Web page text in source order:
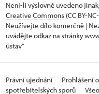
Není-li výslovně uvedeno
Creative Commons (CC BY-
Neužívejte dílo komerčně |
uvádějte odkaz na stránky
ústav“
Právní ujednání Prohlášení
spotřebitelských sporů